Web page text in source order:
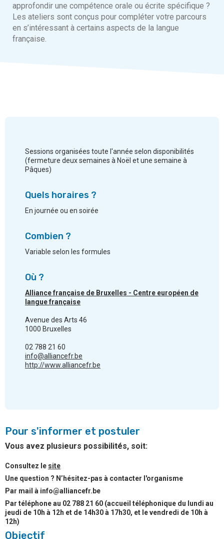
approfondir une compétence orale ou écrite spécifique ?
Les ateliers sont conçus pour compléter votre parcours
en s’intéressant à certains aspects de la langue
française.
Objectif
Sessions organisées toute l'année selon disponibilités
(fermeture deux semaines à Noël et une semaine à
Pâques)
Quels horaires ?
En journée ou en soirée
Combien ?
Variable selon les formules
Où ?
Alliance française de Bruxelles - Centre européen de
langue française
Avenue des Arts 46
1000 Bruxelles
02 788 21 60
info@alliancefr.be
http://www.alliancefr.be
Pour s'informer et postuler
Vous avez plusieurs possibilités, soit:
Consultez le site
Une question ? N’hésitez-pas à contacter l'organisme
Par mail à info@alliancefr.be
Par téléphone au 02 788 21 60 (accueil téléphonique du lundi au
jeudi de 10h à 12h et de 14h30 à 17h30, et le vendredi de 10h à
12h)